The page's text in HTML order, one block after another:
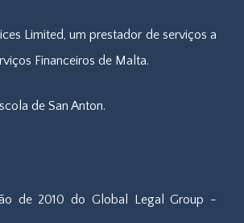
Limited, um prestador de serviços a
Financeiros de Malta.
de San Anton.
de 2010 do Global Legal Group -